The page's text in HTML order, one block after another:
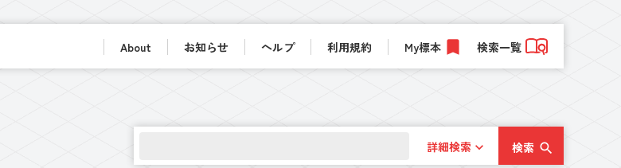
About お知らせ ヘルプ 利用規約 My標本 検索一覧
詳細検索 検索